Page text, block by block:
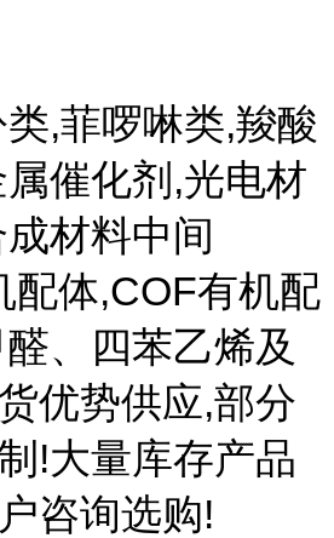
,菲啰啉类,羧酸
催化剂,光电材
材料中间
配体,COF有机配
、四苯乙烯及
优势供应,部分
!大量库存产品
咨询选购!